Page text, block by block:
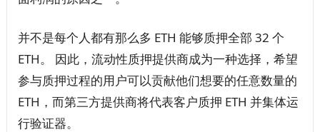
并不是每个人都有那么多 ETH 能够质押全部 32 个
ETH。 因此，流动性质押提供商成为一种选择，希望
参与质押过程的用户可以贡献他们想要的任意数量的
ETH，而第三方提供商将代表客户质押 ETH 并集体运
行验证器。